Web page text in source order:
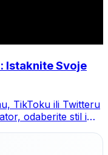
Istaknite Svoje
TikToku ili Twitteru
odaberite stil i